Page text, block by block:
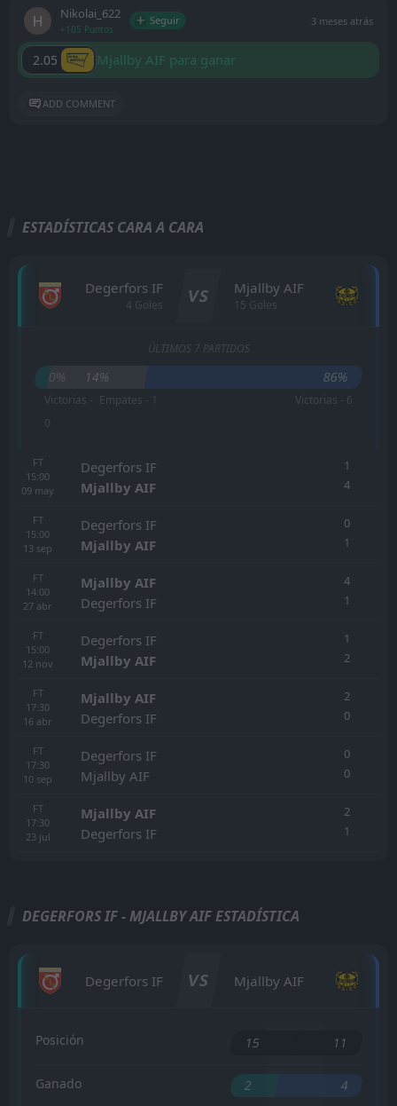
Nikolai_622
+105 Puntos
Seguir 3 meses atrás
2.05 Mjallby AIF para ganar
ADD COMMENT
ESTADÍSTICAS CARA A CARA
Degerfors IF
4 Goles VS Mjallby AIF
15 Goles
ÚLTIMOS 7 PARTIDOS
0% 14% 86%
Victorias -
0
Empates - 1 Victorias - 6
FT
15:00
09 may
Degerfors IF
Mjallby AIF
1
4
FT
15:00
13 sep
Degerfors IF
Mjallby AIF
0
1
FT
14:00
27 abr
Mjallby AIF
Degerfors IF
4
1
FT
15:00
12 nov
Degerfors IF
Mjallby AIF
1
2
FT
17:30
16 abr
Mjallby AIF
Degerfors IF
2
0
FT
17:30
10 sep
Degerfors IF
Mjallby AIF
0
0
FT
17:30
23 jul
Mjallby AIF
Degerfors IF
2
1
DEGERFORS IF - MJALLBY AIF ESTADÍSTICA
Degerfors IF VS Mjallby AIF
Posición 15 11
Ganado 2 4